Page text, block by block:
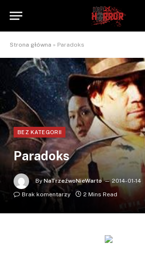
Strona główna » Paradoks
BEZ KATEGORII
Paradoks
By NaTrzeźwoNieWarto
2014-01-14
Brak komentarzy
2 Mins Read